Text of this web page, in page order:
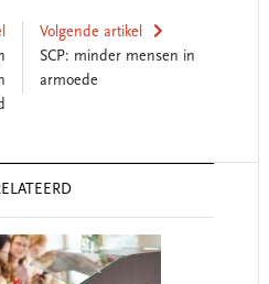
Volgende artikel
SCP: minder mensen in
armoede